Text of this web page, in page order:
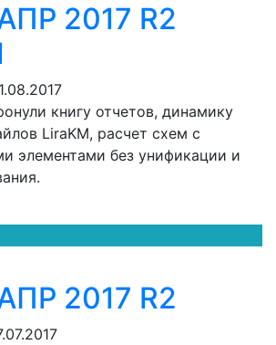
2017 R2
книгу отчетов, динамику
LiraKM, расчет схем с
элементами без унификации и
2017 R2